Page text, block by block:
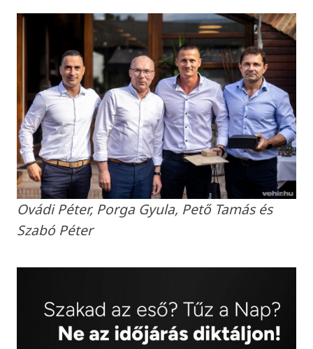
Ovádi Péter, Porga Gyula, Pető Tamás és
Szabó Péter